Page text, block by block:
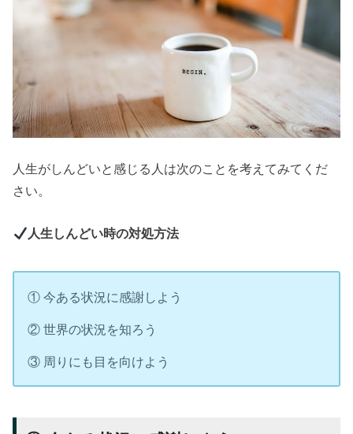
人生がしんどいと感じる人は次のことを考えてみてくだ
さい。
人生しんどい時の対処方法
① 今ある状況に感謝しよう
② 世界の状況を知ろう
③ 周りにも目を向けよう